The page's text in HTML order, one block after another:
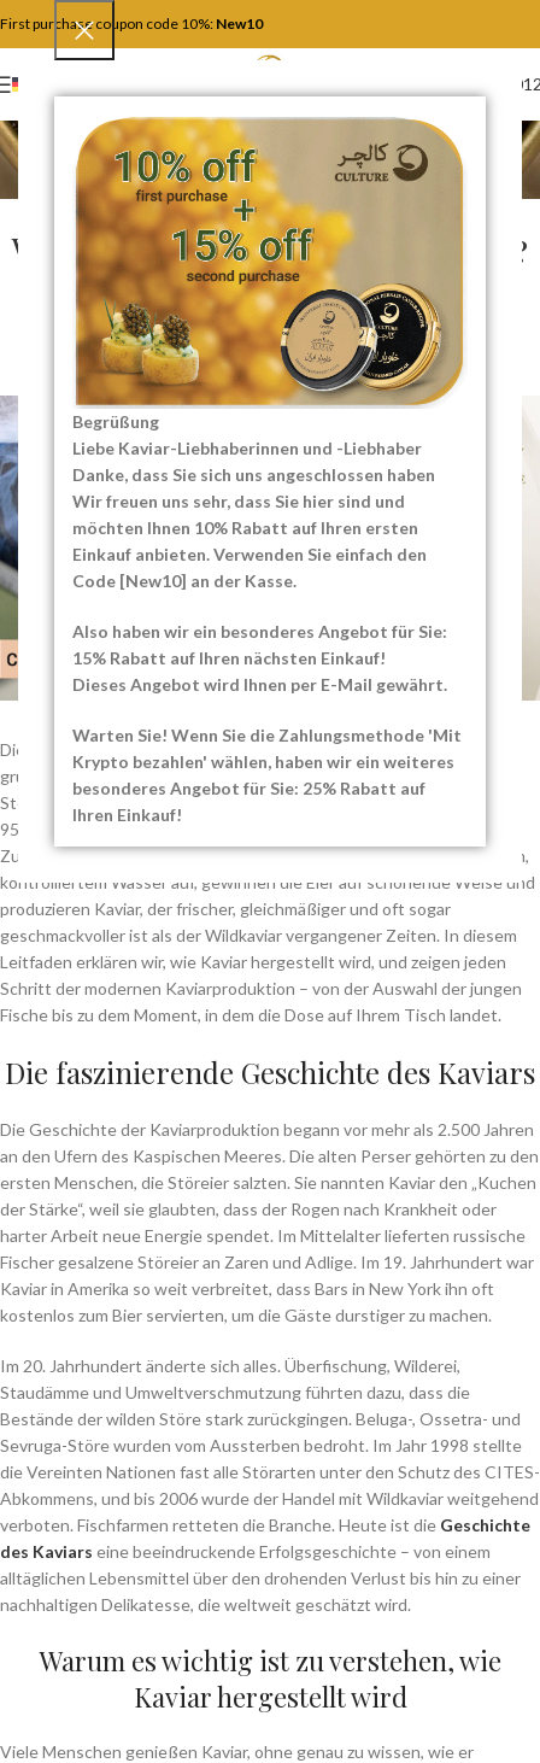
Begrüßung
Liebe Kaviar-Liebhaberinnen und -Liebhaber
Danke, dass Sie sich uns angeschlossen haben
Wir freuen uns sehr, dass Sie hier sind und
möchten Ihnen 10% Rabatt auf Ihren ersten
Einkauf anbieten. Verwenden Sie einfach den
Code [New10] an der Kasse.
Also haben wir ein besonderes Angebot für Sie:
15% Rabatt auf Ihren nächsten Einkauf!
Dieses Angebot wird Ihnen per E-Mail gewährt.
Warten Sie! Wenn Sie die Zahlungsmethode 'Mit
Krypto bezahlen' wählen, haben wir ein weiteres
besonderes Angebot für Sie: 25% Rabatt auf
Ihren Einkauf!
First purchase coupon code 10%: New10
Der Blog
Home Geschichte und Kultur
GESCHICHTE UND KULTUR, WISSENSCHAFTLICHE ARTIKEL
Wie wird Kaviar hergestellt?
Alles über die
Kaviarproduktion
InoServerOn 10/09/2024 0
Die Kaviarproduktion hat sich in den letzten zwanzig Jahren
grundlegend verändert. Früher war sie fast vollständig von wilden
Stören aus dem Kaspischen Meer abhängig. Heute stammen mehr als
95 % des in Europa verkauften Kaviars aus nachhaltigen
Zuchtbetrieben. Diese Betriebe ziehen die uralten Fische in sauberem,
kontrolliertem Wasser auf, gewinnen die Eier auf schonende Weise und
produzieren Kaviar, der frischer, gleichmäßiger und oft sogar
geschmackvoller ist als der Wildkaviar vergangener Zeiten. In diesem
Leitfaden erklären wir, wie Kaviar hergestellt wird, und zeigen jeden
Schritt der modernen Kaviarproduktion – von der Auswahl der jungen
Fische bis zu dem Moment, in dem die Dose auf Ihrem Tisch landet.
Die faszinierende Geschichte des Kaviars
Die Geschichte der Kaviarproduktion begann vor mehr als 2.500 Jahren
an den Ufern des Kaspischen Meeres. Die alten Perser gehörten zu den
ersten Menschen, die Störeier salzten. Sie nannten Kaviar den „Kuchen
der Stärke“, weil sie glaubten, dass der Rogen nach Krankheit oder
harter Arbeit neue Energie spendet. Im Mittelalter lieferten russische
Fischer gesalzene Störeier an Zaren und Adlige. Im 19. Jahrhundert war
Kaviar in Amerika so weit verbreitet, dass Bars in New York ihn oft
kostenlos zum Bier servierten, um die Gäste durstiger zu machen.
Im 20. Jahrhundert änderte sich alles. Überfischung, Wilderei,
Staudämme und Umweltverschmutzung führten dazu, dass die
Bestände der wilden Störe stark zurückgingen. Beluga-, Ossetra- und
Sevruga-Störe wurden vom Aussterben bedroht. Im Jahr 1998 stellte
die Vereinten Nationen fast alle Störarten unter den Schutz des CITES-
Abkommens, und bis 2006 wurde der Handel mit Wildkaviar weitgehend
verboten. Fischfarmen retteten die Branche. Heute ist die Geschichte
des Kaviars eine beeindruckende Erfolgsgeschichte – von einem
alltäglichen Lebensmittel über den drohenden Verlust bis hin zu einer
nachhaltigen Delikatesse, die weltweit geschätzt wird.
Warum es wichtig ist zu verstehen, wie
Kaviar hergestellt wird
Viele Menschen genießen Kaviar, ohne genau zu wissen, wie er